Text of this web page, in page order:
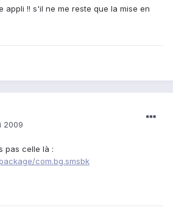
appli !! s'il ne me reste que la mise en
2009
pas celle là :
com.bg.smsbk